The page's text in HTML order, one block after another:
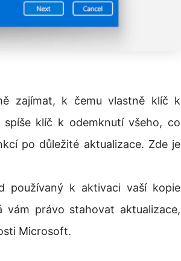
zajímat, k čemu vlastně klíč k
klíč k odemknutí všeho, co
po důležité aktualizace. Zde je
používaný k aktivaci vaší kopie
vám právo stahovat aktualizace,
Microsoft.